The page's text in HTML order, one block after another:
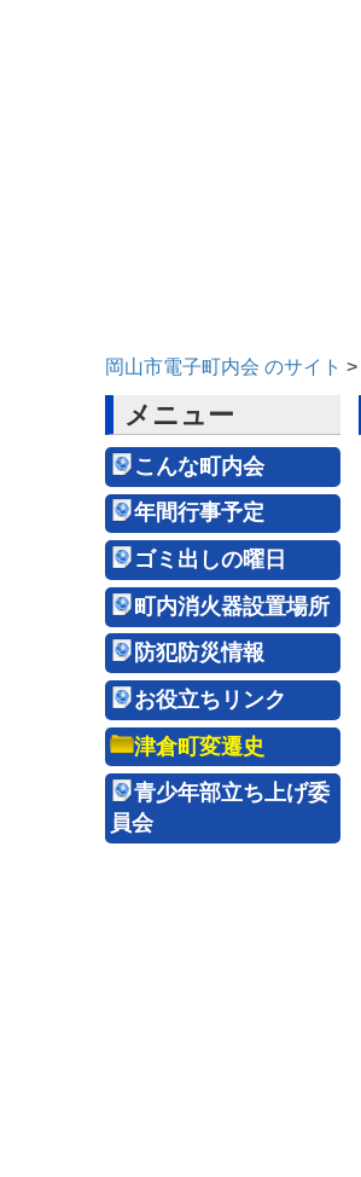
岡山市電子町内会 のサイト >
メニュー
こんな町内会
年間行事予定
ゴミ出しの曜日
町内消火器設置場所
防犯防災情報
お役立ちリンク
津倉町変遷史
青少年部立ち上げ委
員会